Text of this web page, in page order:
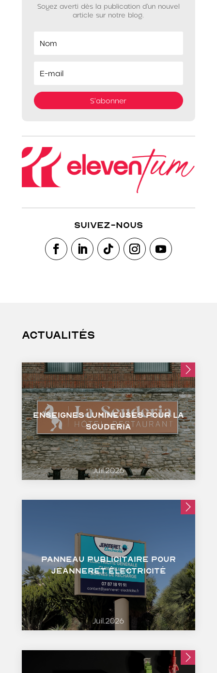
Soyez averti dès la publication d'un nouvel
article sur notre blog.
S'abonner
Suivez-nous
Actualités
Enseignes lumineuses pour La
Scuderia
Juil.2026
Panneau publicitaire pour
Jeanneret Électricité
Juil.2026